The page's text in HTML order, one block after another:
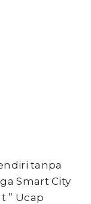
tanpa
Smart City
” Ucap